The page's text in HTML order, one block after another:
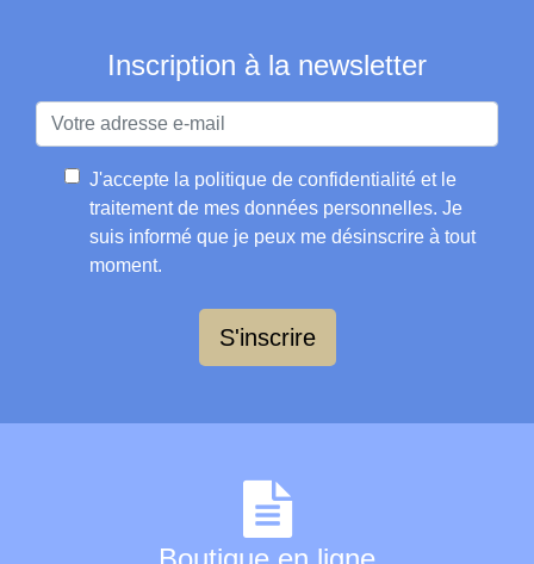
Inscription à la newsletter
J'accepte la politique de confidentialité et le
traitement de mes données personnelles. Je
suis informé que je peux me désinscrire à tout
moment.
S'inscrire